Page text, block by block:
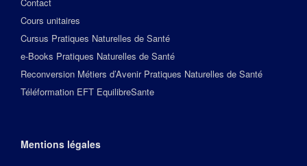
Cours unitaires
Cursus Pratiques Naturelles de Santé
e-Books Pratiques Naturelles de Santé
Reconversion Métiers d’Avenir Pratiques Naturelles de Santé
Téléformation EFT EquilibreSante
Mentions légales